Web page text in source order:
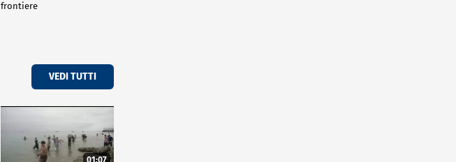
frontiere
VEDI TUTTI
01:07